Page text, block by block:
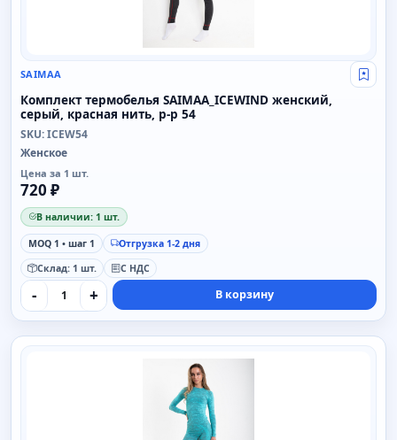
SAIMAA Свой
Комплект термобелья SAIMAA_ICEWIND женский,
серый, красная нить, р-р 54
SKU: ICEW54
Женское
Цена за 1 шт.
720 ₽
В наличии: 1 шт.
MOQ 1 • шаг 1
Отгрузка 1-2 дня
Склад: 1 шт.
С НДС
- + В корзину
SAIMAA